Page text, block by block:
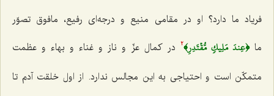
فریاد ما دارد؟ او در مقامی منیع و درجه‌ای رفیع، مافوق تصوّر
ما﴿عِندَ مَلِيكٖ مُّقۡتَدِرِ﴾2
در کمال عزّ و ناز و غناء و بهاء و عظمت
متمکّن است و احتیاجی به این مجالس ندارد. از اول خلقت آدم تا